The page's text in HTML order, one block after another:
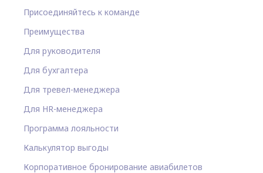
Присоединяйтесь к команде
Преимущества
Для руководителя
Для бухгалтера
Для тревел-менеджера
Для HR-менеджера
Программа лояльности
Калькулятор выгоды
Корпоративное бронирование авиабилетов